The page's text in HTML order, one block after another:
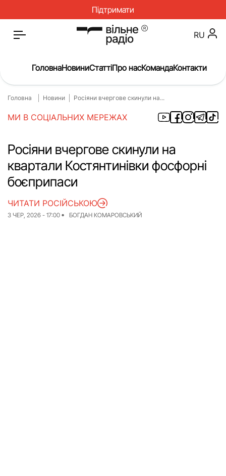
Підтримати
Головна
Новини
Окупація
Про нас
Війна
Гроші
Освіта
Інструкції
ЖКГ
RU
ГоловнаНовиниСтаттіПро насКомандаКонтакти
Головна Новини Росіяни вчергове скинули на...
МИ В СОЦІАЛЬНИХ МЕРЕЖАХ
Росіяни вчергове скинули на
квартали Костянтинівки фосфорні
боєприпаси
3 ЧЕР, 2026 - 17:00 БОГДАН КОМАРОВСЬКИЙ
ЧИТАТИ РОСІЙСЬКОЮ